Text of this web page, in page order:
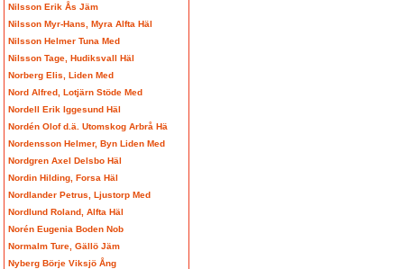
Nilsson Erik Ås Jäm
Nilsson Myr-Hans, Myra Alfta Häl
Nilsson Helmer Tuna Med
Nilsson Tage, Hudiksvall Häl
Norberg Elis, Liden Med
Nord Alfred, Lotjärn Stöde Med
Nordell Erik Iggesund Häl
Nordén Olof d.ä. Utomskog Arbrå Hä
Nordensson Helmer, Byn Liden Med
Nordgren Axel Delsbo Häl
Nordin Hilding, Forsa Häl
Nordlander Petrus, Ljustorp Med
Nordlund Roland, Alfta Häl
Norén Eugenia Boden Nob
Normalm Ture, Gällö Jäm
Nyberg Börje Viksjö Ång